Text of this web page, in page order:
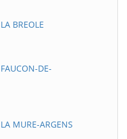
BREOLE
DE-
MURE-ARGENS